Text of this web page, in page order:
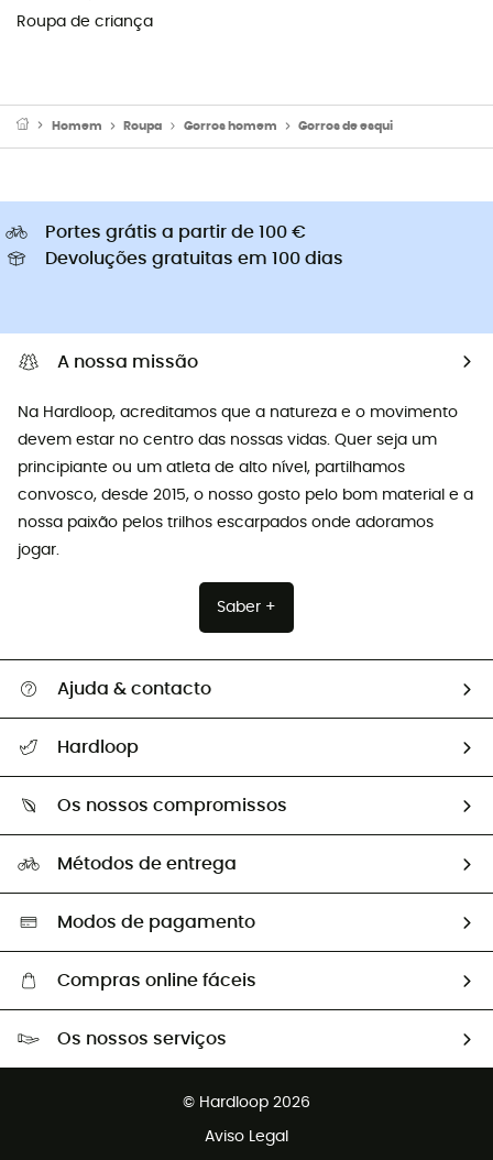
Roupa de criança
Homem Roupa Gorros homem Gorros de esqui
Portes grátis a partir de 100 €
Devoluções gratuitas em 100 dias
A nossa missão
Na Hardloop, acreditamos que a natureza e o movimento
devem estar no centro das nossas vidas. Quer seja um
principiante ou um atleta de alto nível, partilhamos
convosco, desde 2015, o nosso gosto pelo bom material e a
nossa paixão pelos trilhos escarpados onde adoramos
jogar.
Saber +
Ajuda & contacto
Guia de tamanhos
Trocas & Devoluções
Hardloop
Os nossos embaixadores
Os nossos compromissos
Seleção eco-responsável
Métodos de entrega
Modos de pagamento
Compras online fáceis
Os nossos serviços
© Hardloop 2026
Aviso Legal